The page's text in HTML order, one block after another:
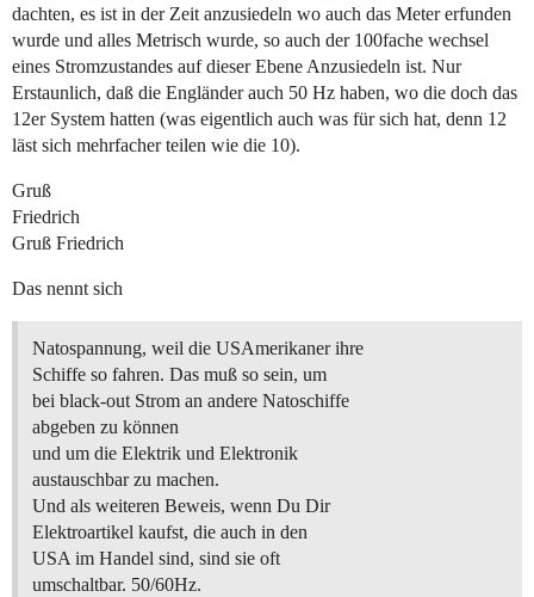
dachten, es ist in der Zeit anzusiedeln wo auch das Meter erfunden
wurde und alles Metrisch wurde, so auch der 100fache wechsel
eines Stromzustandes auf dieser Ebene Anzusiedeln ist. Nur
Erstaunlich, daß die Engländer auch 50 Hz haben, wo die doch das
12er System hatten (was eigentlich auch was für sich hat, denn 12
läst sich mehrfacher teilen wie die 10).
Gruß
Friedrich
Gruß Friedrich
Das nennt sich
Natospannung, weil die USAmerikaner ihre
Schiffe so fahren. Das muß so sein, um
bei black-out Strom an andere Natoschiffe
abgeben zu können
und um die Elektrik und Elektronik
austauschbar zu machen.
Und als weiteren Beweis, wenn Du Dir
Elektroartikel kaufst, die auch in den
USA im Handel sind, sind sie oft
umschaltbar. 50/60Hz.